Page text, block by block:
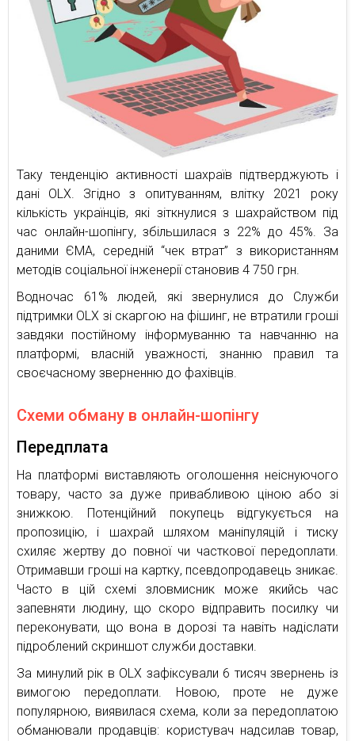
Таку тенденцію активності шахраїв підтверджують і
дані OLX. Згідно з опитуванням, влітку 2021 року
кількість українців, які зіткнулися з шахрайством під
час онлайн-шопінгу, збільшилася з 22% до 45%. За
даними ЄМА, середній “чек втрат” з використанням
методів соціальної інженерії становив 4 750 грн.
Водночас 61% людей, які звернулися до Служби
підтримки OLX зі скаргою на фішинг, не втратили гроші
завдяки постійному інформуванню та навчанню на
платформі, власній уважності, знанню правил та
своєчасному зверненню до фахівців.
Схеми обману в онлайн-шопінгу
Передплата
На платформі виставляють оголошення неіснуючого
товару, часто за дуже привабливою ціною або зі
знижкою. Потенційний покупець відгукується на
пропозицію, і шахрай шляхом маніпуляцій і тиску
схиляє жертву до повної чи часткової передоплати.
Отримавши гроші на картку, псевдопродавець зникає.
Часто в цій схемі зловмисник може якийсь час
запевняти людину, що скоро відправить посилку чи
переконувати, що вона в дорозі та навіть надіслати
підроблений скриншот служби доставки.
За минулий рік в OLX зафіксували 6 тисяч звернень із
вимогою передоплати. Новою, проте не дуже
популярною, виявилася схема, коли за передоплатою
обманювали продавців: користувач надсилав товар,